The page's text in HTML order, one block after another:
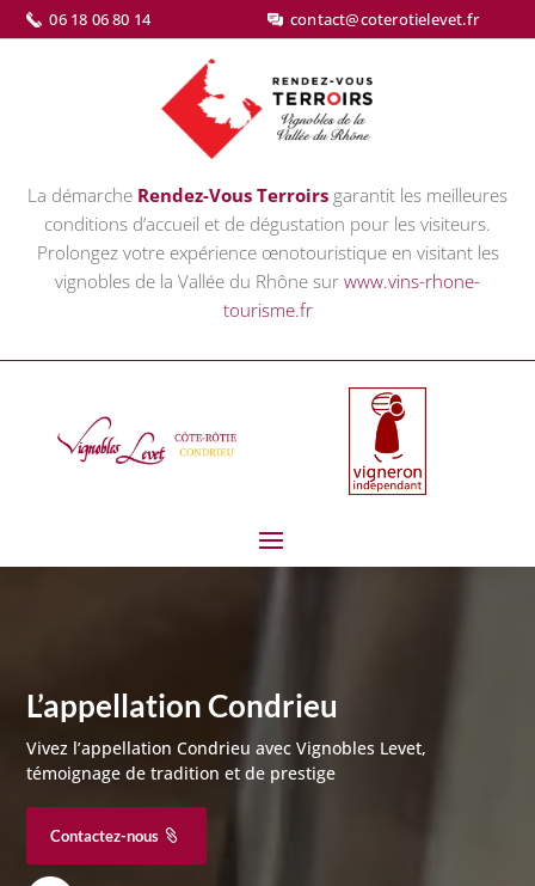
06 18 06 80 14 contact@coterotielevet.fr
La démarche Rendez-Vous Terroirs garantit les meilleures
conditions d’accueil et de dégustation pour les visiteurs.
Prolongez votre expérience œnotouristique en visitant les
vignobles de la Vallée du Rhône sur www.vins-rhone-
tourisme.fr
L’appellation Condrieu
Vivez l’appellation Condrieu avec Vignobles Levet,
témoignage de tradition et de prestige
Contactez-nous